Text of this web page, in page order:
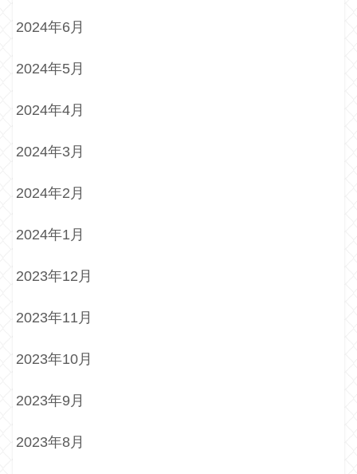
2024年6月
2024年5月
2024年4月
2024年3月
2024年2月
2024年1月
2023年12月
2023年11月
2023年10月
2023年9月
2023年8月